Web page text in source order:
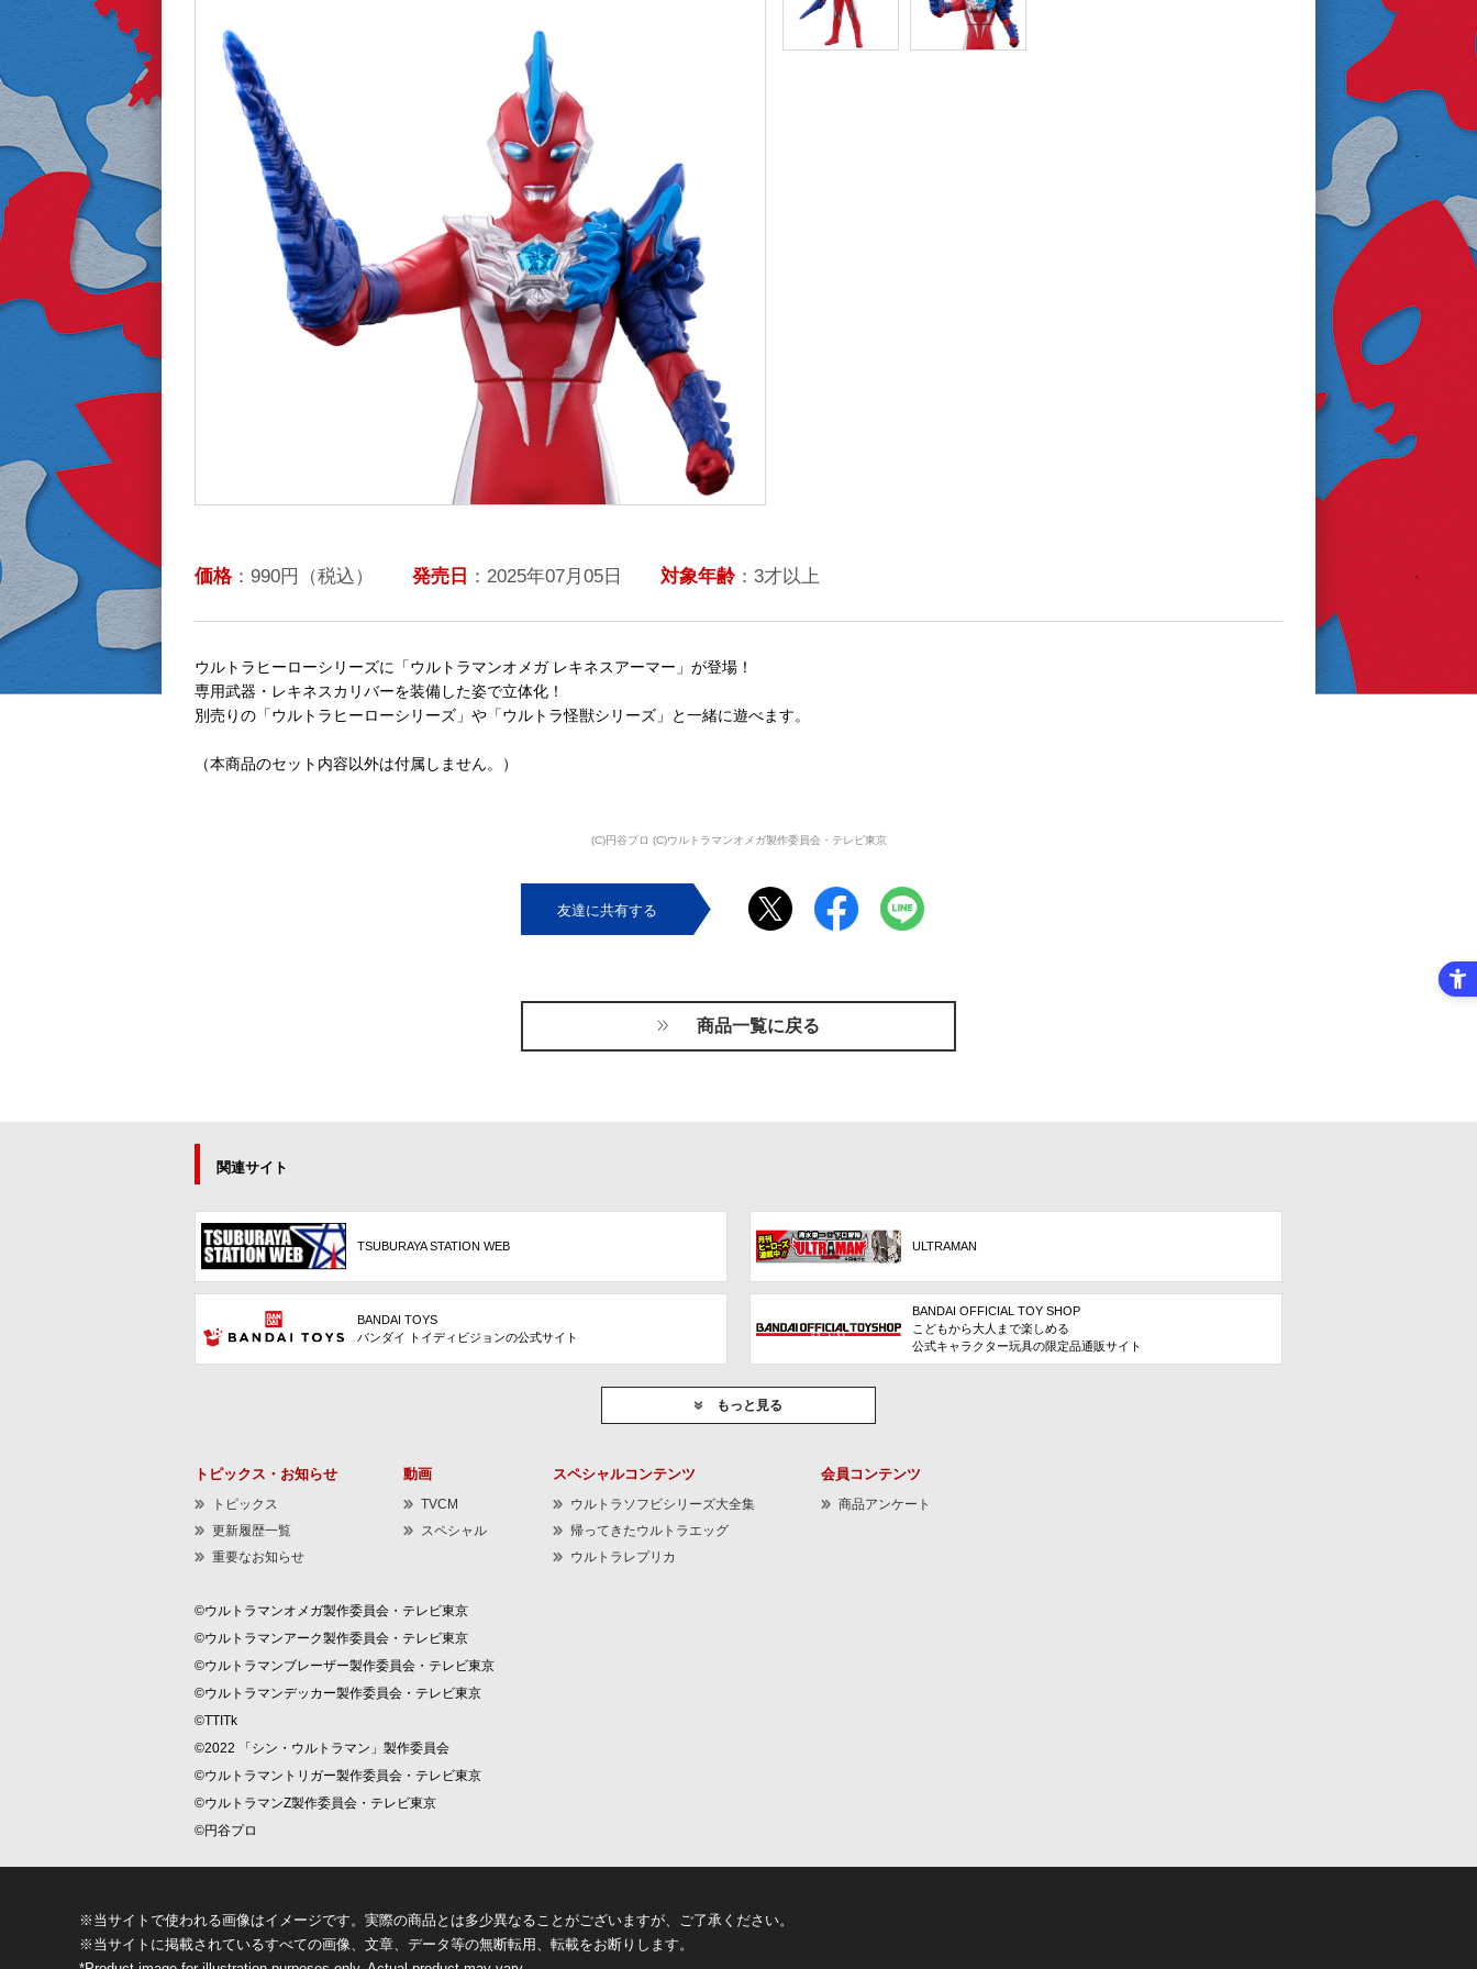
価格：990円（税込） 発売日 ：2025年07月05日 対象年齢：3才以上
ウルトラヒーローシリーズに「ウルトラマンオメガ レキネスアーマー」が登場！
専用武器・レキネスカリバーを装備した姿で立体化！
別売りの「ウルトラヒーローシリーズ」や「ウルトラ怪獣シリーズ」と一緒に遊べます。
（本商品のセット内容以外は付属しません。）
(C)円谷プロ (C)ウルトラマンオメガ製作委員会・テレビ東京
友達に共有する
商品一覧に戻る
関連サイト
TSUBURAYA STATION WEB ULTRAMAN
BANDAI TOYS
バンダイ トイディビジョンの公式サイト
BANDAI OFFICIAL TOY SHOP
こどもから大人まで楽しめる
公式キャラクター玩具の限定品通販サイト
もっと見る
トピックス・お知らせ
トピックス
更新履歴一覧
重要なお知らせ
動画
TVCM
スペシャル
スペシャルコンテンツ
ウルトラソフビシリーズ大全集
帰ってきたウルトラエッグ
ウルトラレプリカ
会員コンテンツ
商品アンケート
©ウルトラマンオメガ製作委員会・テレビ東京
©ウルトラマンアーク製作委員会・テレビ東京
©ウルトラマンブレーザー製作委員会・テレビ東京
©ウルトラマンデッカー製作委員会・テレビ東京
©TTITk
©2022 「シン・ウルトラマン」製作委員会
©ウルトラマントリガー製作委員会・テレビ東京
©ウルトラマンZ製作委員会・テレビ東京
©円谷プロ
※当サイトで使われる画像はイメージです。実際の商品とは多少異なることがございますが、ご了承ください。
※当サイトに掲載されているすべての画像、文章、データ等の無断転用、転載をお断りします。